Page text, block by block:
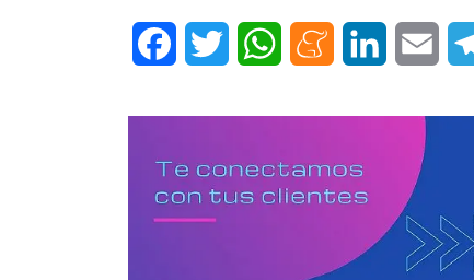
FacebookTwitter WhatsAppMeneameLinkedIn